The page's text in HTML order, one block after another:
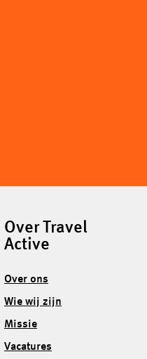
Over Travel
Active
Over ons
Wie wij zijn
Missie
Vacatures